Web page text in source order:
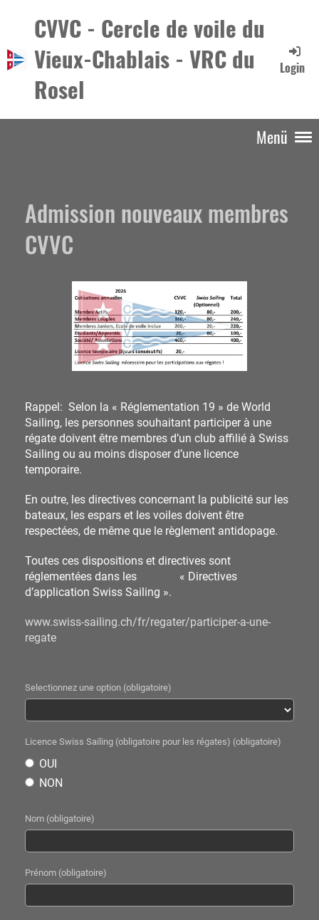
CVVC - Cercle de voile du
Vieux-Chablais - VRC du
Rosel
Login
Menü
Admission nouveaux membres
CVVC
Rappel: Selon la « Réglementation 19 » de World
Sailing, les personnes souhaitant participer à une
régate doivent être membres d’un club affilié à Swiss
Sailing ou au moins disposer d’une licence
temporaire.
En outre, les directives concernant la publicité sur les
bateaux, les espars et les voiles doivent être
respectées, de même que le règlement antidopage.
Toutes ces dispositions et directives sont
réglementées dans les « Directives
d’application Swiss Sailing ».
www.swiss-sailing.ch/fr/regater/participer-a-une-
regate
Selectionnez une option (obligatoire)
Licence Swiss Sailing (obligatoire pour les régates) (obligatoire)
OUI
NON
Nom (obligatoire)
Prénom (obligatoire)